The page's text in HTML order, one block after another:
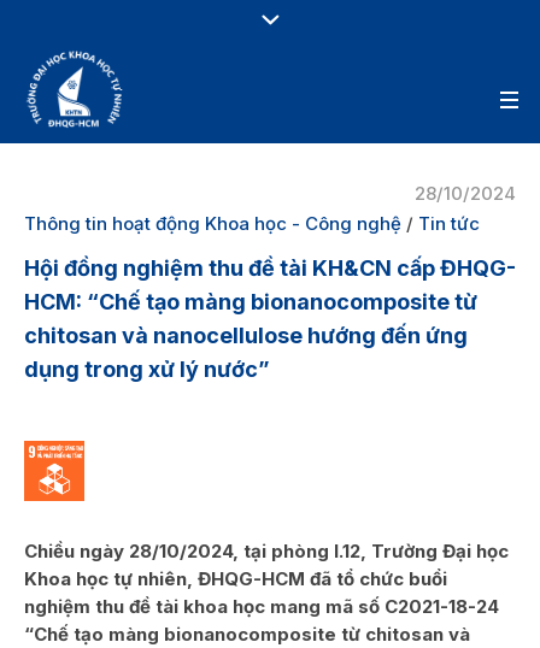
28/10/2024
Thông tin hoạt động Khoa học - Công nghệ / Tin tức
Hội đồng nghiệm thu đề tài KH&CN cấp ĐHQG-
HCM: “Chế tạo màng bionanocomposite từ
chitosan và nanocellulose hướng đến ứng
dụng trong xử lý nước”
Chiều ngày 28/10/2024, tại phòng I.12, Trường Đại học
Khoa học tự nhiên, ĐHQG-HCM đã tổ chức buổi
nghiệm thu đề tài khoa học mang mã số C2021-18-24
“Chế tạo màng bionanocomposite từ chitosan và